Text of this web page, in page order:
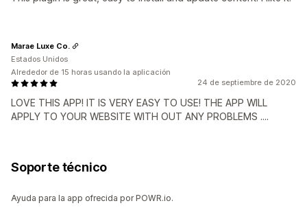
24 de septiembre de 2020
LOVE THIS APP! IT IS VERY EASY TO USE! THE APP WILL
APPLY TO YOUR WEBSITE WITH OUT ANY PROBLEMS ....
Marae Luxe Co.
Estados Unidos
Alrededor de 15 horas usando la aplicación
Soporte técnico
Ayuda para la app ofrecida por POWR.io.